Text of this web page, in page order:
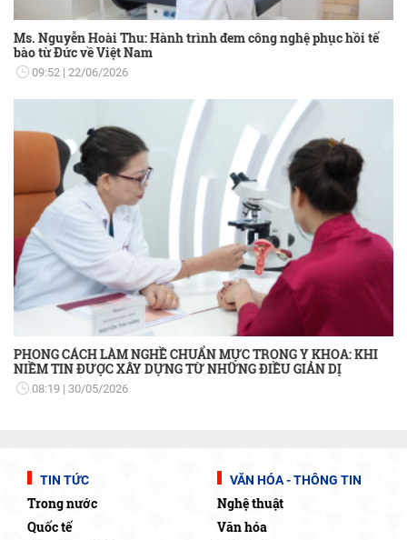
Ms. Nguyễn Hoài Thu: Hành trình đem công nghệ phục hồi tế
bào từ Đức về Việt Nam
09:52 22/06/2026
PHONG CÁCH LÀM NGHỀ CHUẨN MỰC TRONG Y KHOA: KHI
NIỀM TIN ĐƯỢC XÂY DỰNG TỪ NHỮNG ĐIỀU GIẢN DỊ
08:19 30/05/2026
TIN TỨC
Trong nước
Quốc tế
VĂN HÓA - THÔNG TIN
Nghệ thuật
Văn hóa